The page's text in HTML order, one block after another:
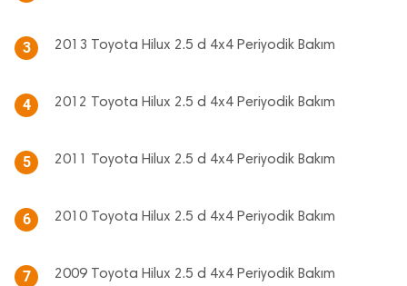
3 2013 Toyota Hilux 2.5 d 4x4 Periyodik Bakım
4 2012 Toyota Hilux 2.5 d 4x4 Periyodik Bakım
5 2011 Toyota Hilux 2.5 d 4x4 Periyodik Bakım
6 2010 Toyota Hilux 2.5 d 4x4 Periyodik Bakım
7 2009 Toyota Hilux 2.5 d 4x4 Periyodik Bakım